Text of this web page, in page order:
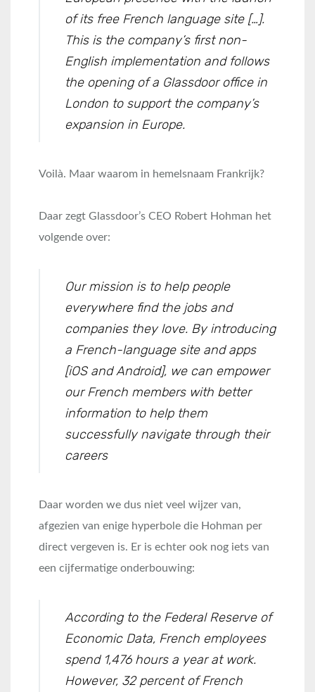
of its free French language site […].
This is the company’s first non-
English implementation and follows
the opening of a Glassdoor office in
London to support the company’s
expansion in Europe.
Voilà. Maar waarom in hemelsnaam Frankrijk?
Daar zegt Glassdoor’s CEO Robert Hohman het
volgende over:
Our mission is to help people
everywhere find the jobs and
companies they love. By introducing
a French-language site and apps
[iOS and Android], we can empower
our French members with better
information to help them
successfully navigate through their
careers
Daar worden we dus niet veel wijzer van,
afgezien van enige hyperbole die Hohman per
direct vergeven is. Er is echter ook nog iets van
een cijfermatige onderbouwing:
According to the Federal Reserve of
Economic Data, French employees
spend 1,476 hours a year at work.
However, 32 percent of French